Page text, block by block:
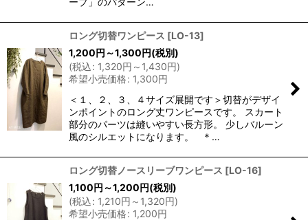
ロング切替ワンピース [LO-13]
1,200円 ～1,300円(税別)
(税込: 1,320円 ～1,430円)
希望小売価格: 1,300円
＜１、２、３、４サイズ展開です＞切替がデザイ
ンポイントのロング丈ワンピースです。 スカート
部分のパーツは縫いやすい長方形。 少しバルーン
風のシルエットになります。 ＊…
ロング切替ノースリーブワンピース [LO-16]
1,100円 ～1,200円(税別)
(税込: 1,210円 ～1,320円)
希望小売価格: 1,200円